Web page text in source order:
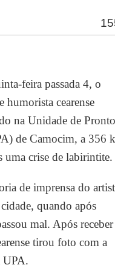
feira passada 4, o
humorista cearense
na Unidade de Pronto
de Camocim, a 356
uma crise de labirintite.
de imprensa do
quando após
mal. Após receber
tirou foto com a
UPA.